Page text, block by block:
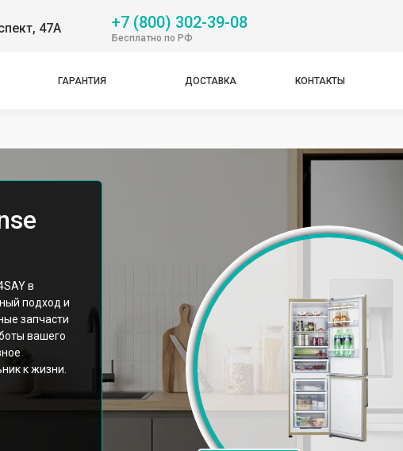
47А +7 (800) 302-39-08
Бесплатно по РФ
ГАРАНТИЯ ДОСТАВКА КОНТАКТЫ
в
подход и
запчасти
вашего
к жизни.